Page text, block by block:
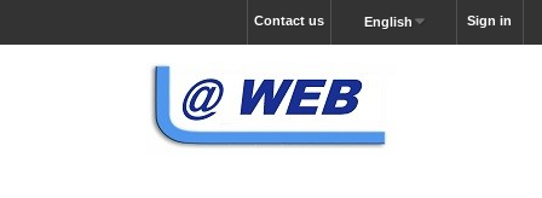
Sign in
English
Contact us